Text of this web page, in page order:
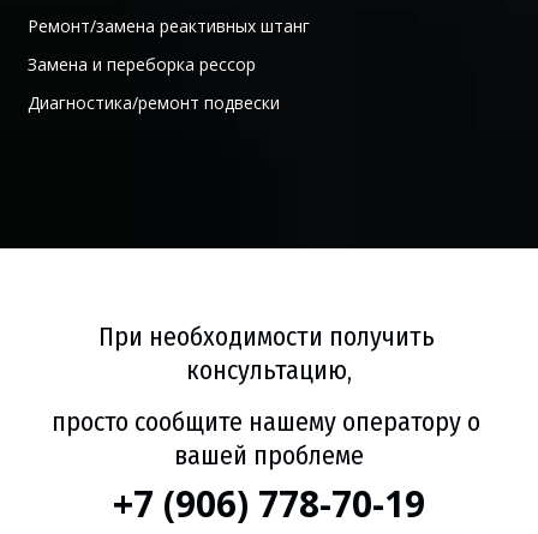
  Ремонт/замена реактивных штанг
  Замена и переборка рессор
  Диагностика/ремонт подвески
При необходимости получить
консультацию,
просто сообщите нашему оператору о
вашей проблеме
+7 (906) 778-70-19